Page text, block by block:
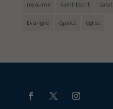
royaume Saint-Esprit salut
Évangile égalité église